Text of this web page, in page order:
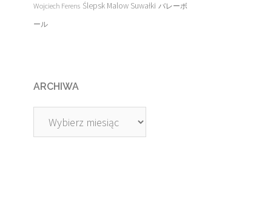
Wojciech Ferens Ślepsk Malow Suwałki バレーボ
ール
ARCHIWA
Archiwa